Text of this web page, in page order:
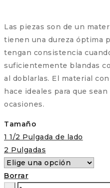
Las piezas son de un
tienen una dureza óptima
tengan consistencia
suficientemente blandas
al doblarlas. El material
hace ideales para que
ocasiones.
Tamaño
1 1/2 Pulgada de lado
2 Pulgadas
Borrar